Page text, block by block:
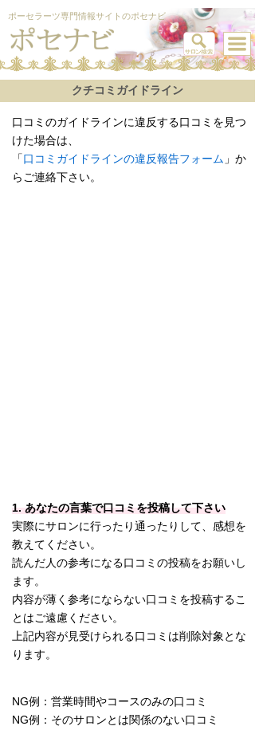
ポーセラーツ専門情報サイトのポセナビ
クチコミガイドライン
口コミのガイドラインに違反する口コミを見つ
けた場合は、
「口コミガイドラインの違反報告フォーム 」か
らご連絡下さい。
1. あなたの言葉で口コミを投稿して下さい
実際にサロンに行ったり通ったりして、感想を
教えてください。
読んだ人の参考になる口コミの投稿をお願いし
ます。
内容が薄く参考にならない口コミを投稿するこ
とはご遠慮ください。
上記内容が見受けられる口コミは削除対象とな
ります。
NG例：営業時間やコースのみの口コミ
NG例：そのサロンとは関係のない口コミ